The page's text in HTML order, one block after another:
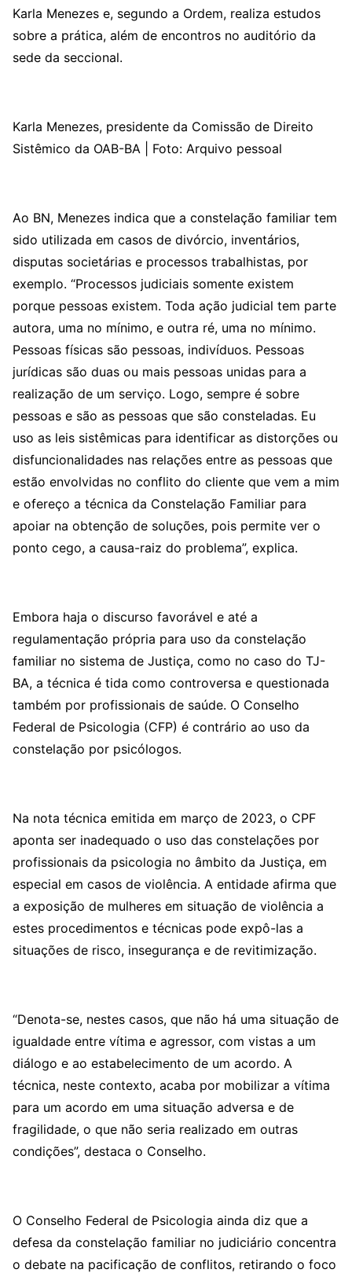
Karla Menezes e, segundo a Ordem, realiza estudos
sobre a prática, além de encontros no auditório da
sede da seccional.
Karla Menezes, presidente da Comissão de Direito
Sistêmico da OAB-BA | Foto: Arquivo pessoal
Ao BN, Menezes indica que a constelação familiar tem
sido utilizada em casos de divórcio, inventários,
disputas societárias e processos trabalhistas, por
exemplo. “Processos judiciais somente existem
porque pessoas existem. Toda ação judicial tem parte
autora, uma no mínimo, e outra ré, uma no mínimo.
Pessoas físicas são pessoas, indivíduos. Pessoas
jurídicas são duas ou mais pessoas unidas para a
realização de um serviço. Logo, sempre é sobre
pessoas e são as pessoas que são consteladas. Eu
uso as leis sistêmicas para identificar as distorções ou
disfuncionalidades nas relações entre as pessoas que
estão envolvidas no conflito do cliente que vem a mim
e ofereço a técnica da Constelação Familiar para
apoiar na obtenção de soluções, pois permite ver o
ponto cego, a causa-raiz do problema”, explica.
Embora haja o discurso favorável e até a
regulamentação própria para uso da constelação
familiar no sistema de Justiça, como no caso do TJ-
BA, a técnica é tida como controversa e questionada
também por profissionais de saúde. O Conselho
Federal de Psicologia (CFP) é contrário ao uso da
constelação por psicólogos.
Na nota técnica emitida em março de 2023, o CPF
aponta ser inadequado o uso das constelações por
profissionais da psicologia no âmbito da Justiça, em
especial em casos de violência. A entidade afirma que
a exposição de mulheres em situação de violência a
estes procedimentos e técnicas pode expô-las a
situações de risco, insegurança e de revitimização.
“Denota-se, nestes casos, que não há uma situação de
igualdade entre vítima e agressor, com vistas a um
diálogo e ao estabelecimento de um acordo. A
técnica, neste contexto, acaba por mobilizar a vítima
para um acordo em uma situação adversa e de
fragilidade, o que não seria realizado em outras
condições”, destaca o Conselho.
O Conselho Federal de Psicologia ainda diz que a
defesa da constelação familiar no judiciário concentra
o debate na pacificação de conflitos, retirando o foco